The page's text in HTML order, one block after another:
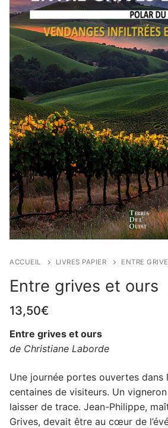
ACCUEIL LIVRES PAPIER ENTRE
Entre grives et ours
13,50€
Entre grives et ours
de Christiane Laborde
Une journée portes ouvertes dans
centaines de visiteurs. Un
laisser de trace. Jean-Philippe,
Grives, devait être au cœur de